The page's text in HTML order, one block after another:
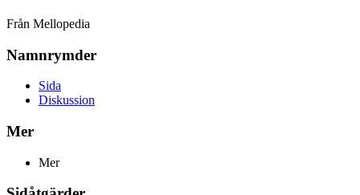
Från Mellopedia
Namnrymder
Sida
Diskussion
Mer
Mer